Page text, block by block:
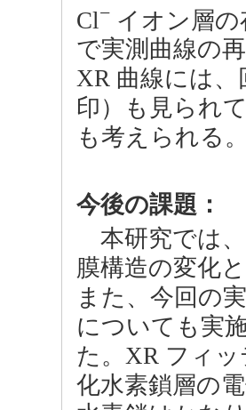
Cl− イオン層
で実測曲線の
XR 曲線には
印）も見られ
も考えられる
今後の課題：
本研究では
膜構造の変化
また、今回の
についても実
た。XR フィ
化水素鎖層の